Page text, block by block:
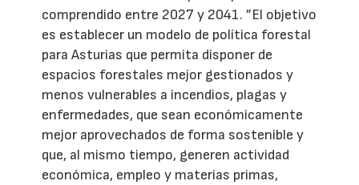
comprendido entre 2027 y 2041. ”El objetivo
es establecer un modelo de política forestal
para Asturias que permita disponer de
espacios forestales mejor gestionados y
menos vulnerables a incendios, plagas y
enfermedades, que sean económicamente
mejor aprovechados de forma sostenible y
que, al mismo tiempo, generen actividad
económica, empleo y materias primas,